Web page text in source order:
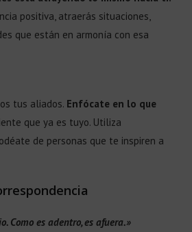
positiva, atraerás situaciones,
que están en armonía con esa
tus aliados. Enfócate en lo que
que ya es tuyo. Utiliza
de personas que te inspiren a
Como es adentro, es afuera.»